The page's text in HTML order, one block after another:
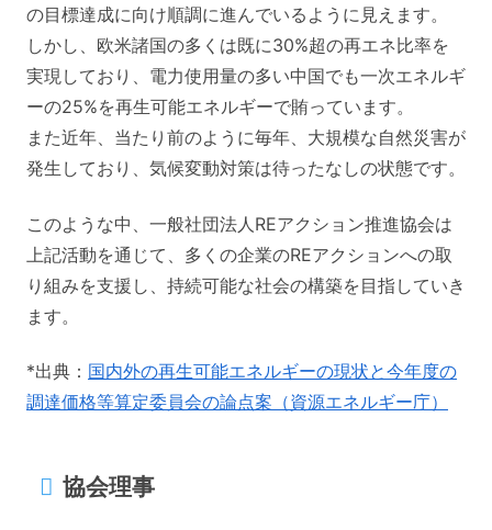
の目標達成に向け順調に進んでいるように見えます。
しかし、欧米諸国の多くは既に30%超の再エネ比率を
実現しており、電力使用量の多い中国でも一次エネルギ
ーの25%を再生可能エネルギーで賄っています。
また近年、当たり前のように毎年、大規模な自然災害が
発生しており、気候変動対策は待ったなしの状態です。
このような中、一般社団法人REアクション推進協会は
上記活動を通じて、多くの企業のREアクションへの取
り組みを支援し、持続可能な社会の構築を目指していき
ます。
*出典： 国内外の再生可能エネルギーの現状と今年度の
調達価格等算定委員会の論点案（資源エネルギー庁）
協会理事